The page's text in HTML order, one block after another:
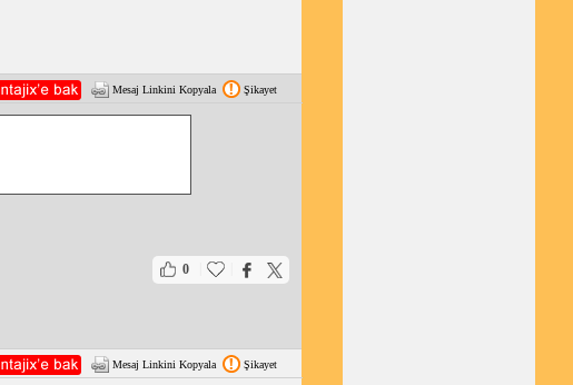
Mesaj Linkini Kopyala Şikayet
0
Mesaj Linkini Kopyala Şikayet